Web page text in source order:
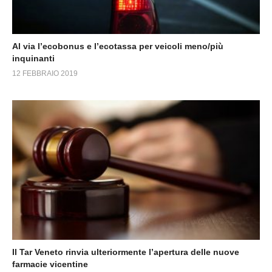
Al via l’ecobonus e l’ecotassa per veicoli meno/più
inquinanti
12 FEBBRAIO 2019
Il Tar Veneto rinvia ulteriormente l’apertura delle nuove
farmacie vicentine